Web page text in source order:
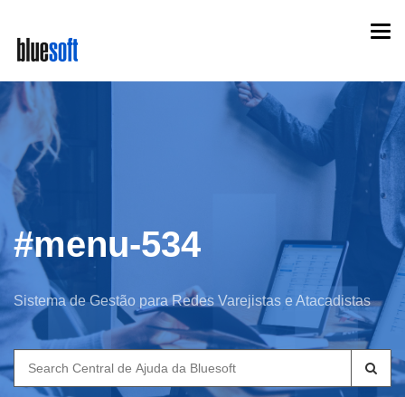
main
content
#menu-534
Sistema de Gestão para Redes Varejistas e Atacadistas
Search
for: